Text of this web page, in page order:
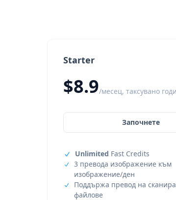
Starter
$8.9/месец, таксувано
Започнете
Unlimited Fast Credits
3 превода изображение към
изображение/ден
Поддържа превод на
файлове